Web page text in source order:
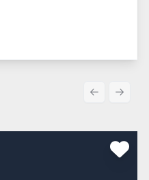
Previous
Next